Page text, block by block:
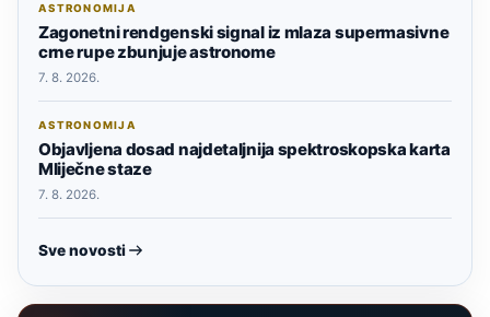
ASTRONOMIJA
Zagonetni rendgenski signal iz mlaza supermasivne
crne rupe zbunjuje astronome
7. 8. 2026.
ASTRONOMIJA
Objavljena dosad najdetaljnija spektroskopska karta
Mliječne staze
7. 8. 2026.
Sve novosti